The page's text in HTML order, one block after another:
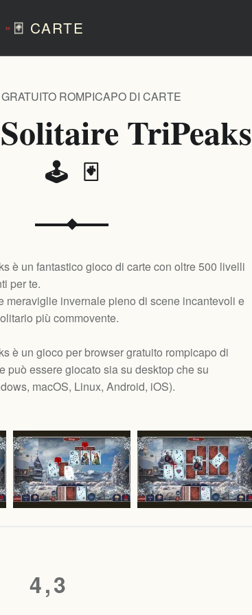
» 🃏 CARTE
TriPeaks
🕹️ 🃏
ROMPICAPO DI CARTE
è un fantastico gioco di carte con oltre 500 livelli
per te.
meraviglie invernale pieno di scene incantevoli e
più commovente.
è un gioco per browser gratuito rompicapo di
può essere giocato sia su desktop che su
macOS, Linux, Android, iOS).
4,3